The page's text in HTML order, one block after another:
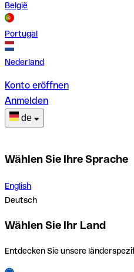
België
Portugal
Nederland
Konto eröffnen
Anmelden
de
Wählen Sie Ihre Sprache
English
Deutsch
Wählen Sie Ihr Land
Entdecken Sie unsere